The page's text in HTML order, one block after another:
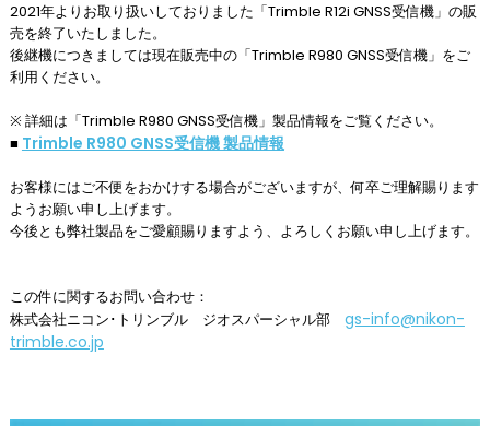
2021年よりお取り扱いしておりました「Trimble R12i GNSS受信機」の販
売を終了いたしました。
後継機につきましては現在販売中の「Trimble R980 GNSS受信機」をご
利用ください。
※ 詳細は「Trimble R980 GNSS受信機」製品情報をご覧ください。
■ Trimble R980 GNSS受信機 製品情報
お客様にはご不便をおかけする場合がございますが、何卒ご理解賜ります
ようお願い申し上げます。
今後とも弊社製品をご愛顧賜りますよう、よろしくお願い申し上げます。
この件に関するお問い合わせ：
株式会社ニコン･トリンブル ジオスパーシャル部 gs-info@nikon-
trimble.co.jp